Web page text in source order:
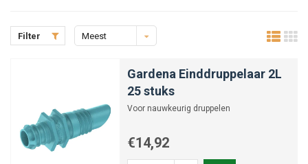
Filter
Meest
Gardena Einddruppelaar 2L
25 stuks
Voor nauwkeurig druppelen
€14,92